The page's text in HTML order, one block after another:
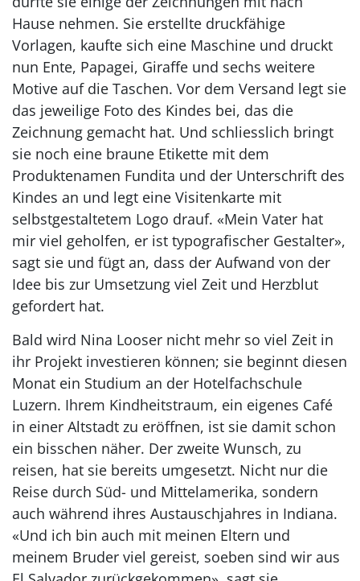
Hause nehmen. Sie erstellte druckfähige
Vorlagen, kaufte sich eine Maschine und druckt
nun Ente, Papagei, Giraffe und sechs weitere
Motive auf die Taschen. Vor dem Versand legt sie
das jeweilige Foto des Kindes bei, das die
Zeichnung gemacht hat. Und schliesslich bringt
sie noch eine braune Etikette mit dem
Produktenamen Fundita und der Unterschrift des
Kindes an und legt eine Visitenkarte mit
selbstgestaltetem Logo drauf. «Mein Vater hat
mir viel geholfen, er ist typografischer Gestalter»,
sagt sie und fügt an, dass der Aufwand von der
Idee bis zur Umsetzung viel Zeit und Herzblut
gefordert hat.
Bald wird Nina Looser nicht mehr so viel Zeit in
ihr Projekt investieren können; sie beginnt diesen
Monat ein Studium an der Hotelfachschule
Luzern. Ihrem Kindheitstraum, ein eigenes Café
in einer Altstadt zu eröffnen, ist sie damit schon
ein bisschen näher. Der zweite Wunsch, zu
reisen, hat sie bereits umgesetzt. Nicht nur die
Reise durch Süd- und Mittelamerika, sondern
auch während ihres Austauschjahres in Indiana.
«Und ich bin auch mit meinen Eltern und
meinem Bruder viel gereist, soeben sind wir aus